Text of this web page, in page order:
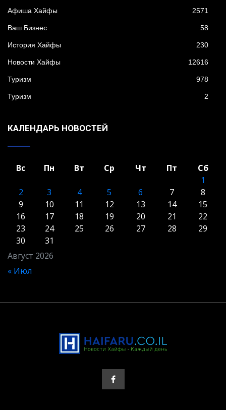
Афиша Хайфы 2571
Ваш Бизнес 58
История Хайфы 230
Новости Хайфы 12616
Туризм 978
Туризм 2
КАЛЕНДАРЬ НОВОСТЕЙ
Август 2026
Вс Пн Вт Ср Чт Пт
Сб
1
2
3 4 5 6 7
8
9
10 11 12 13 14
15
16
17 18 19 20 21
22
23
24 25 26 27 28
29
30
31
« Июл